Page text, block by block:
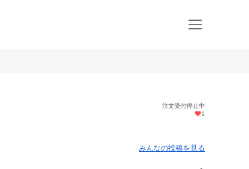
注文受付停止中
1
みんなの投稿を見る